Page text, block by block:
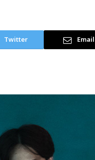
Twitter Email